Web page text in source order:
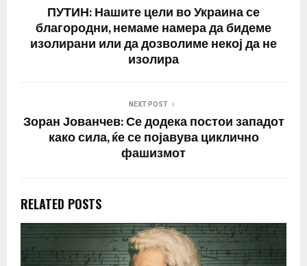
ПУТИН: Нашите цели во Украина се
благородни, немаме намера да бидеме
изолирани или да дозволиме некој да не
изолира
NEXT POST
Зоран Јованчев: Се додека постои западот
како сила, ќе се појавува циклично
фашизмот
RELATED POSTS